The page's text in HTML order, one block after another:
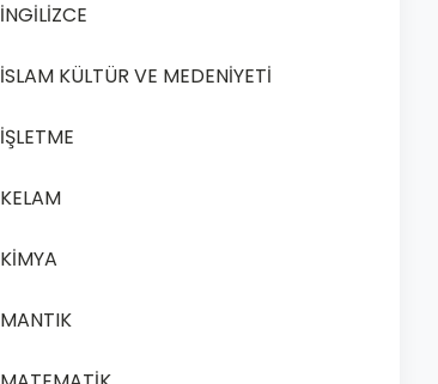
İNGİLİZCE
İSLAM KÜLTÜR VE MEDENİYETİ
İŞLETME
KELAM
KİMYA
MANTIK